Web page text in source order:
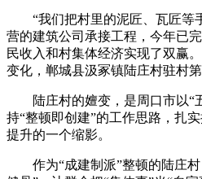
“我们把村里的泥匠、瓦匠等
营的建筑公司承接工程，今年已
民收入和村集体经济实现了双赢
变化，郸城县汲冢镇陆庄村驻村
陆庄村的嬗变，是周口市以“
持“整顿即创建”的工作思路，扎
提升的一个缩影。
作为“成建制派”整顿的陆庄村